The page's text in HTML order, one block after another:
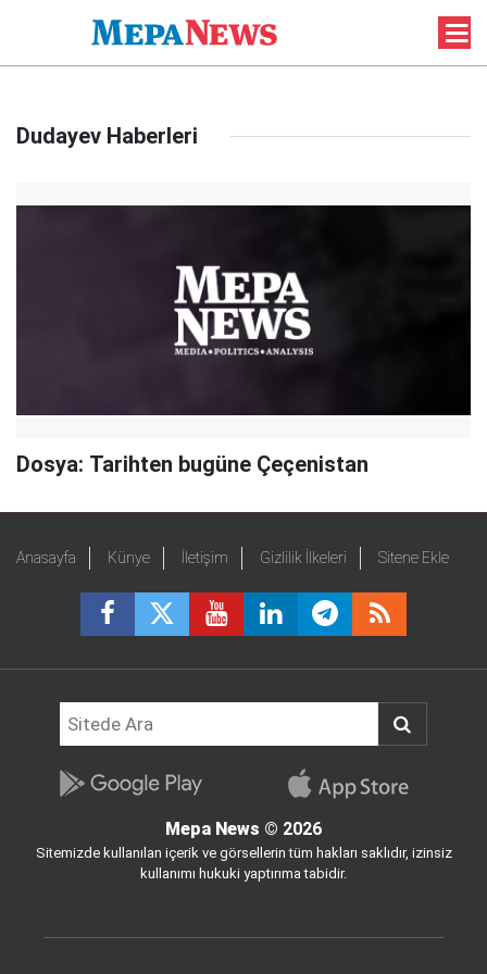
Dudayev Haberleri
Dosya: Tarihten bugüne Çeçenistan
Anasayfa Künye İletişim Gizlilik İlkeleri Sitene Ekle
Mepa News © 2026
Sitemizde kullanılan içerik ve görsellerin tüm hakları saklıdır, izinsiz
kullanımı hukuki yaptırıma tabidir.